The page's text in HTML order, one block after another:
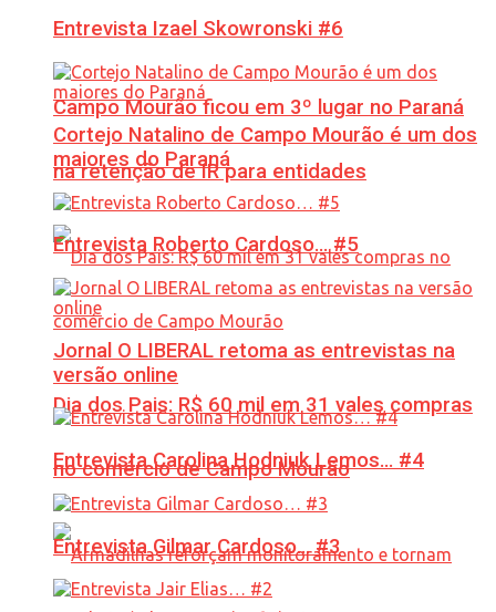
Campo Mourão ficou em 3º lugar no Paraná
na retenção de IR para entidades
Dia dos Pais: R$ 60 mil em 31 vales compras
no comércio de Campo Mourão
Entrevista Izael Skowronski #6
Cortejo Natalino de Campo Mourão é um dos
maiores do Paraná
Entrevista Roberto Cardoso… #5
Jornal O LIBERAL retoma as entrevistas na
versão online
Entrevista Carolina Hodniuk Lemos… #4
Entrevista Gilmar Cardoso… #3